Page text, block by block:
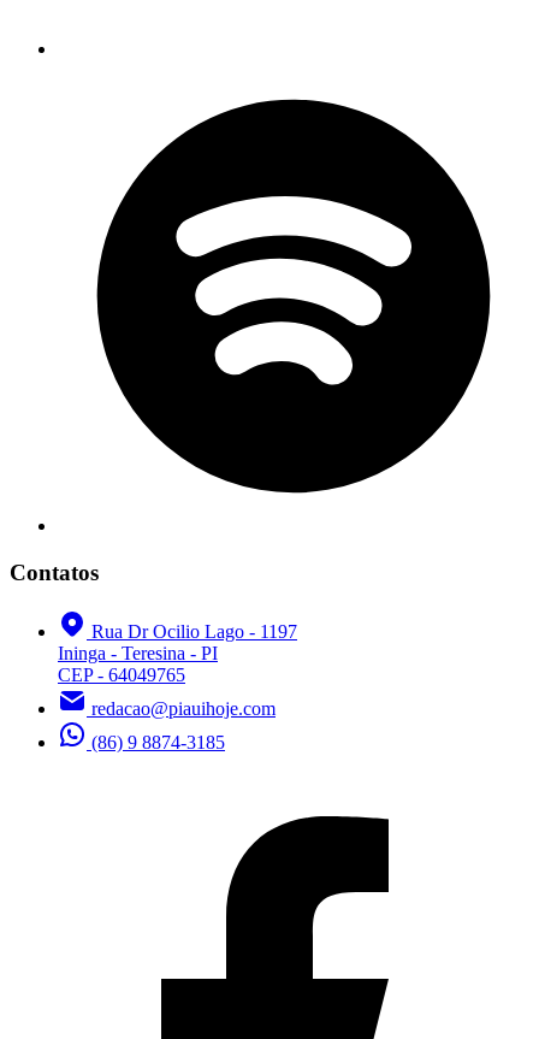
Contatos
Rua Dr Ocilio Lago - 1197
Ininga - Teresina - PI
CEP - 64049765
redacao@piauihoje.com
(86) 9 8874-3185